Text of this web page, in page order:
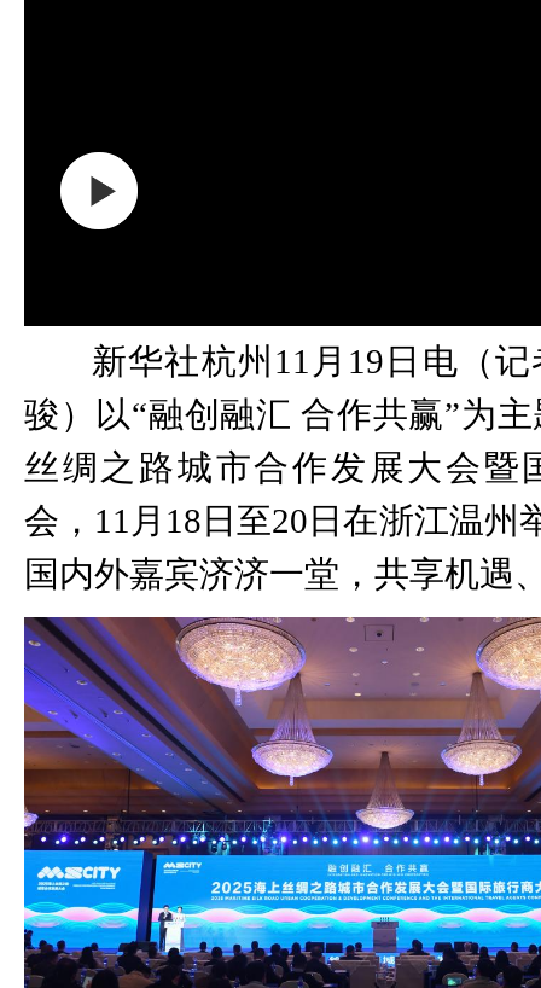
新华社杭州11月19日电（
骏）以“融创融汇 合作共赢”为
丝绸之路城市合作发展大会暨
会，11月18日至20日在浙江温州
国内外嘉宾济济一堂，共享机遇